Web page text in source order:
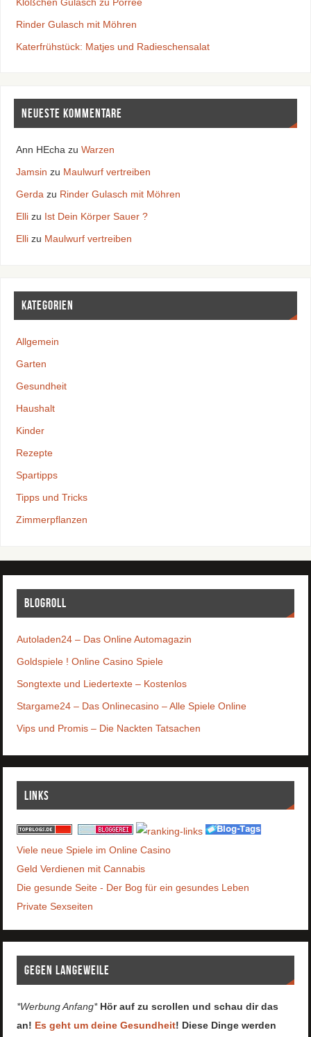
Rinder Gulasch mit Möhren
Katerfrühstück: Matjes und Radieschensalat
Neueste Kommentare
Ann HEcha zu Warzen
Jamsin zu Maulwurf vertreiben
Gerda zu Rinder Gulasch mit Möhren
Ellizu Ist Dein Körper Sauer ?
Ellizu Maulwurf vertreiben
Kategorien
Allgemein
Garten
Gesundheit
Haushalt
Kinder
Rezepte
Spartipps
Tipps und Tricks
Zimmerpflanzen
Blogroll
Autoladen24 – Das Online Automagazin
Goldspiele ! Online Casino Spiele
Songtexte und Liedertexte – Kostenlos
Stargame24 – Das Onlinecasino – Alle Spiele Online
Vips und Promis – Die Nackten Tatsachen
Links
Viele neue Spiele im Online Casino
Geld Verdienen mit Cannabis
Die gesunde Seite - Der Bog für ein gesundes Leben
Private Sexseiten
Gegen Langeweile
*Werbung Anfang* Hör auf zu scrollen und schau dir das
an! Es geht um deine Gesundheit! Diese Dinge werden